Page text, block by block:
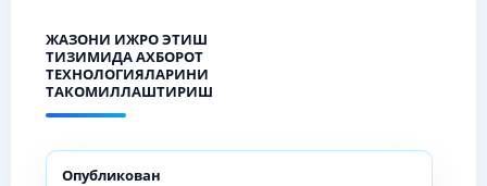
ЖАЗОНИ ИЖРО ЭТИШ
ТИЗИМИДА АХБОРОТ
ТЕХНОЛОГИЯЛАРИНИ
ТАКОМИЛЛАШТИРИШ
Опубликован